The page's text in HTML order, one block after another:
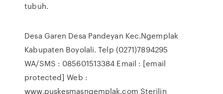
tubuh.
Desa Garen Desa Pandeyan Kec.Ngemplak
Kabupaten Boyolali. Telp (0271)7894295
WA/SMS : 085601513384 Email : [email
protected] Web :
www.puskesmasngemplak.com Sterilin